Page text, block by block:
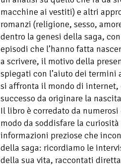
macchine ai vestiti) e altri
romanzi (religione, sesso,
dentro la genesi della saga,
episodi che l’hanno fatta
a scrivere, il motivo della
spiegati con l’aiuto dei termini
si affronta il mondo di
successo da originare la
Il libro è corredato da
modo da soddisfare la
informazioni preziose che
della saga: ricordiamo le
della sua vita, raccontati